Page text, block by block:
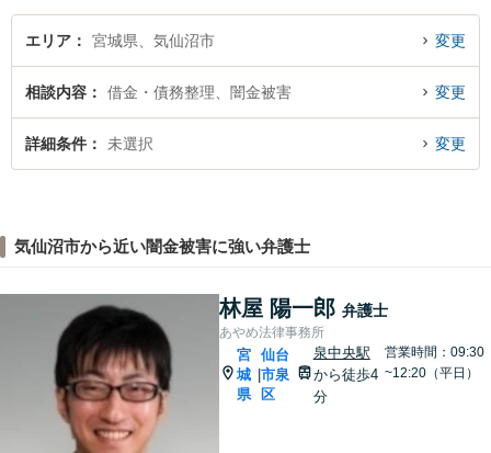
エリア 宮城県、気仙沼市 変更
相談内容 借金・債務整理、闇金被害 変更
詳細条件 未選択 変更
気仙沼市から近い闇金被害に強い弁護士
林屋 陽一郎 弁護士
あやめ法律事務所
宮
城
県
仙台
市泉
区
泉中央駅
から徒歩4
分
営業時間：09:30
~12:20（平日）